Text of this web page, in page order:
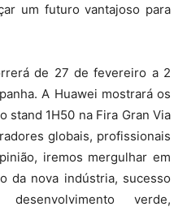
um futuro vantajoso para
de 27 de fevereiro a 2
A Huawei mostrará os
stand 1H50 na Fira Gran Via
globais, profissionais
iremos mergulhar em
da nova indústria, sucesso
verde,